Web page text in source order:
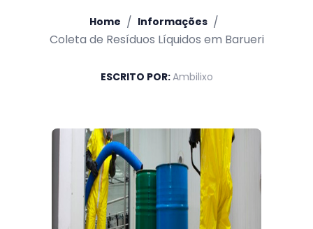
Home / Informações /
Coleta de Resíduos Líquidos em Barueri
ESCRITO POR:Ambilixo